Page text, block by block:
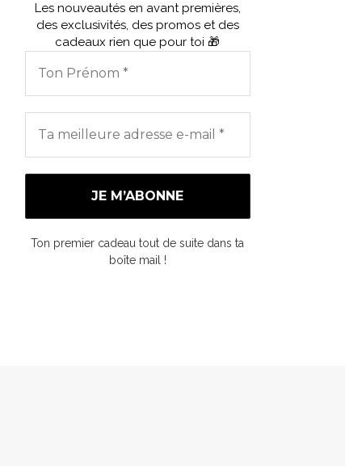
Les nouveautés en avant premières,
des exclusivités, des promos et des
cadeaux rien que pour toi 🎁
Ton premier cadeau tout de suite dans ta
boîte mail !